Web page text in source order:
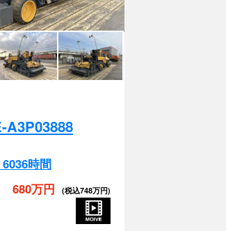
A3P03888
時間
680万円
(税込748万円)